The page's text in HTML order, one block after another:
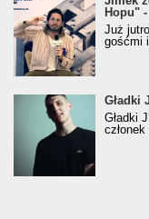
Hopu" - wywiad
Hopu"
Już
gośćmi i
Gładki JR -Gładki
Gładki